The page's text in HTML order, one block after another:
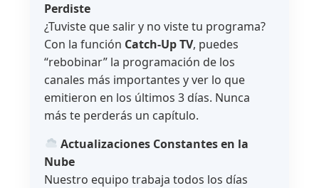
Perdiste
¿Tuviste que salir y no viste tu programa?
Con la función Catch-Up TV, puedes
“rebobinar” la programación de los
canales más importantes y ver lo que
emitieron en los últimos 3 días. Nunca
más te perderás un capítulo.
Actualizaciones Constantes en la
Nube
Nuestro equipo trabaja todos los días